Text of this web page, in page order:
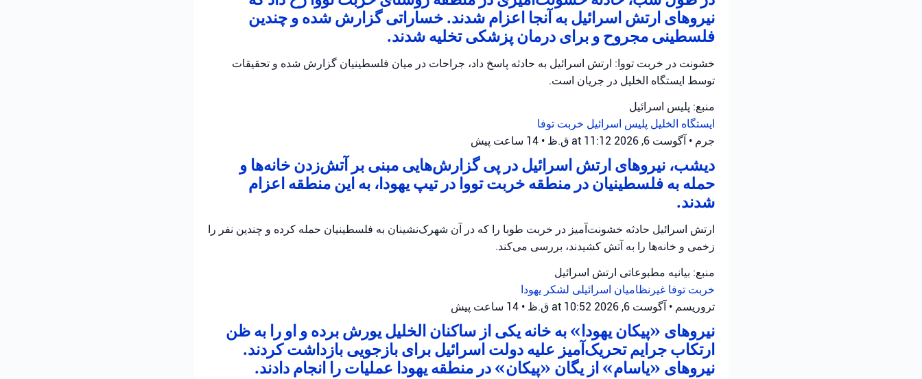
نیروهای ارتش اسرائیل به آنجا اعزام شدند. خساراتی گزارش شده و چندین
فلسطینی مجروح و برای درمان پزشکی تخلیه شدند.
خشونت در خربت تووا: ارتش اسرائیل به حادثه پاسخ داد، جراحات در میان فلسطینیان گزارش شده و تحقیقات
توسط ایستگاه الخلیل در جریان است.
منبع: پلیس اسرائیل
ایستگاه الخلیل پلیس اسرائیل خربت توفا
جرم • آگوست 6, 2026 at 11:12 ق.ظ • 14 ساعت پیش
دیشب، نیروهای ارتش اسرائیل در پی گزارش‌هایی مبنی بر آتش‌زدن خانه‌ها و
حمله به فلسطینیان در منطقه خربت تووا در تیپ یهودا، به این منطقه اعزام
شدند.
ارتش اسرائیل حادثه خشونت‌آمیز در خربت طوبا را که در آن شهرک‌نشینان به فلسطینیان حمله کرده و چندین نفر را
زخمی و خانه‌ها را به آتش کشیدند، بررسی می‌کند.
منبع: بیانیه مطبوعاتی ارتش اسرائیل
خربت توفا غیرنظامیان اسرائیلی لشکر یهودا
تروریسم • آگوست 6, 2026 at 10:52 ق.ظ • 14 ساعت پیش
نیروهای «پیکان یهودا» به خانه یکی از ساکنان الخلیل یورش برده و او را به ظن
ارتکاب جرایم تحریک‌آمیز علیه دولت اسرائیل برای بازجویی بازداشت کردند.
نیروهای «یاسام» از یگان «پیکان» در منطقه یهودا عملیات را انجام دادند.